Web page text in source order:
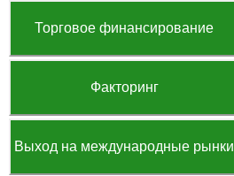
Торговое финансирование
Факторинг
Выход на международные рынки